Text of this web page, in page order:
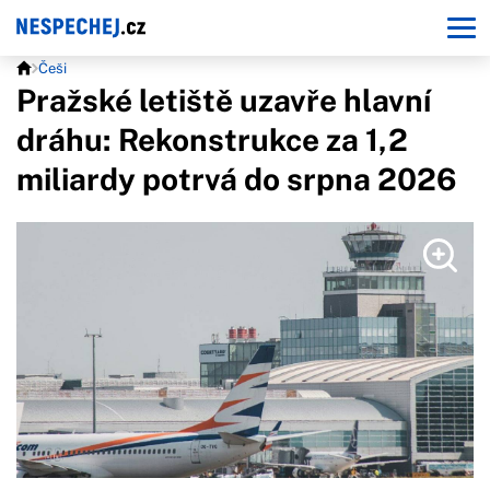
Češi
Pražské letiště uzavře hlavní
dráhu: Rekonstrukce za 1,2
miliardy potrvá do srpna 2026